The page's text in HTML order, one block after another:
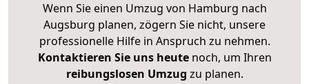
Wenn Sie einen Umzug von Hamburg nach
Augsburg planen, zögern Sie nicht, unsere
professionelle Hilfe in Anspruch zu nehmen.
Kontaktieren Sie uns heutenoch, um Ihren
reibungslosen Umzug zu planen.